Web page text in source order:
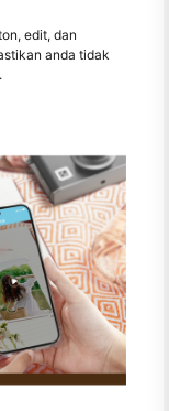
edit, dan
anda tidak